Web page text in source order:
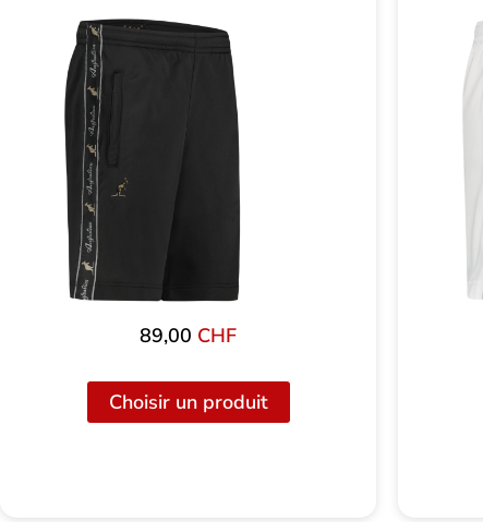
89,00 CHF
Choisir un produit